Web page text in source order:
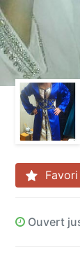
Favori
Ouvert